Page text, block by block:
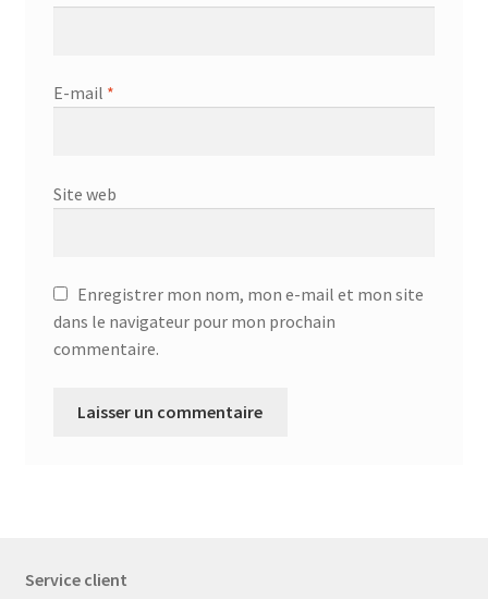
E-mail *
Site web
Enregistrer mon nom, mon e-mail et mon site
dans le navigateur pour mon prochain
commentaire.
Service client